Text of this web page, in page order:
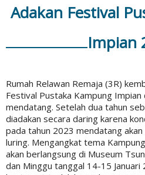
Adakan Festival
Impian
Rumah Relawan Remaja (3R)
Festival Pustaka Kampung Impian
mendatang. Setelah dua tahun
diadakan secara daring karena
pada tahun 2023 mendatang
luring. Mengangkat tema
akan berlangsung di Museum
dan Minggu tanggal 14-15 Januari